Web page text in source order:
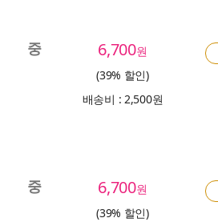
중 6,700원
(39% 할인)
배송비 : 2,500원
중 6,700원
(39% 할인)